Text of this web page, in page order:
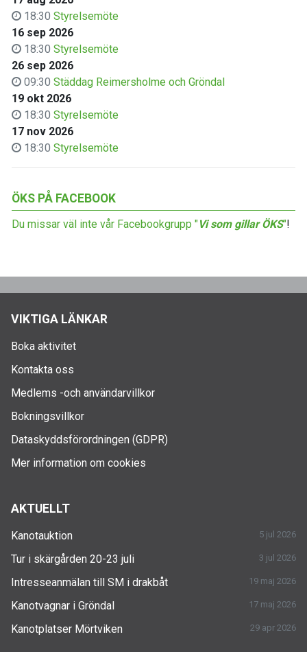
18:30 Styrelsemöte
16 sep 2026
18:30 Styrelsemöte
26 sep 2026
09:30 Städdag Reimersholme och Gröndal
19 okt 2026
18:30 Styrelsemöte
17 nov 2026
18:30 Styrelsemöte
ÖKS PÅ FACEBOOK
Du missar väl inte vår Facebookgrupp "Vi som gillar ÖKS"!
VIKTIGA LÄNKAR
Boka aktivitet
Kontakta oss
Medlems -och användarvillkor
Bokningsvillkor
Dataskyddsförordningen (GDPR)
Mer information om cookies
AKTUELLT
Kanotauktion 5 jul 2026
Tur i skärgården 20-23 juli 3 jul 2026
Intresseanmälan till SM i drakbåt 19 maj 2026
Kanotvagnar i Gröndal 17 maj 2026
Kanotplatser Mörtviken 29 apr 2026